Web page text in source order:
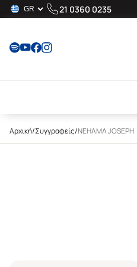
21 0360 0235
Αρχική/Συγγραφείς/NEHAMA JOSEPH